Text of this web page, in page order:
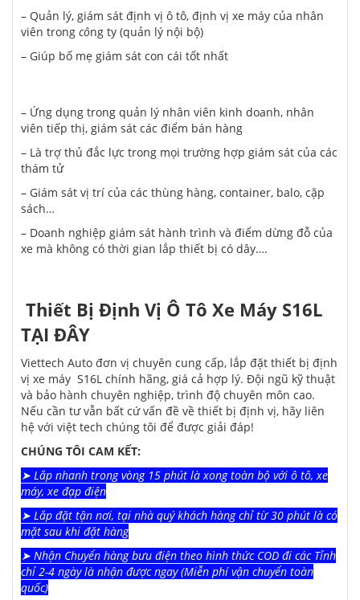
– Quản lý, giám sát định vị ô tô, định vị xe máy của nhân
viên trong công ty (quản lý nội bộ)
– Giúp bố mẹ giám sát con cái tốt nhất
– Ứng dụng trong quản lý nhân viên kinh doanh, nhân
viên tiếp thị, giám sát các điểm bán hàng
– Là trợ thủ đắc lực trong mọi trường hợp giám sát của các
thám tử
– Giám sát vị trí của các thùng hàng, container, balo, cặp
sách…
– Doanh nghiệp giám sát hành trình và điểm dừng đỗ của
xe mà không có thời gian lắp thiết bị có dây….
Thiết Bị Định Vị Ô Tô Xe Máy S16L
TẠI ĐÂY
Viettech Auto đơn vị chuyên cung cấp, lắp đặt thiết bị định
vị xe máy S16L chính hãng, giá cả hợp lý. Đội ngũ kỹ thuật
và bảo hành chuyên nghiệp, trình độ chuyên môn cao.
Nếu cần tư vẫn bất cứ vấn đề về thiết bị định vị, hãy liên
hệ với việt tech chúng tôi để được giải đáp!
CHÚNG TÔI CAM KẾT:
➤ Lắp nhanh trong vòng 15 phút là xong toàn bộ với ô tô, xe
máy, xe đạp điện
➤ Lắp đặt tận nơi, tại nhà quý khách hàng chỉ từ 30 phút là có
mặt sau khi đặt hàng
➤ Nhận Chuyển hàng bưu điện theo hình thức COD đi các Tỉnh
chỉ 2-4 ngày là nhận được ngay (Miễn phí vận chuyển toàn
quốc)